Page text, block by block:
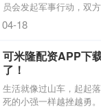
员会发起军事行动，双
04-18
可米隆配资APP下
了！
生活就像过山车，起起
死的小强一样越挫越勇